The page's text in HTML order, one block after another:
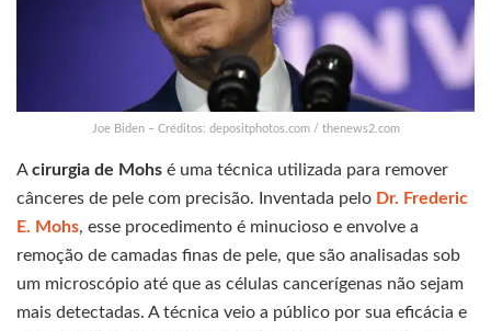
Joe Biden – Créditos: depositphotos.com / thenews2.com
Acirurgia de Mohs é uma técnica utilizada para remover
cânceres de pele com precisão. Inventada pelo Dr. Frederic
E. Mohs, esse procedimento é minucioso e envolve a
remoção de camadas finas de pele, que são analisadas sob
um microscópio até que as células cancerígenas não sejam
mais detectadas. A técnica veio a público por sua eficácia e